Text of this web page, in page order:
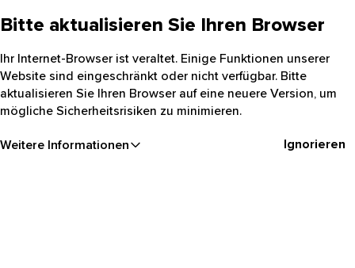
Bitte aktualisieren Sie Ihren Browser
Ihr Internet-Browser ist veraltet. Einige Funktionen unserer
Website sind eingeschränkt oder nicht verfügbar. Bitte
aktualisieren Sie Ihren Browser auf eine neuere Version, um
mögliche Sicherheitsrisiken zu minimieren.
Weitere Informationen Ignorieren